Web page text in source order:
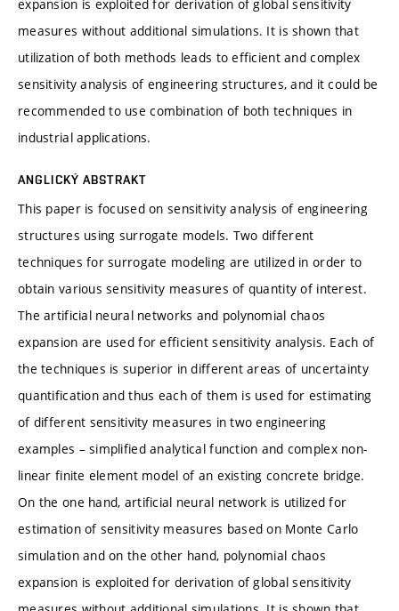
expansion is exploited for derivation of global sensitivity
measures without additional simulations. It is shown that
utilization of both methods leads to efficient and complex
sensitivity analysis of engineering structures, and it could be
recommended to use combination of both techniques in
industrial applications.
ANGLICKÝ ABSTRAKT
This paper is focused on sensitivity analysis of engineering
structures using surrogate models. Two different
techniques for surrogate modeling are utilized in order to
obtain various sensitivity measures of quantity of interest.
The artificial neural networks and polynomial chaos
expansion are used for efficient sensitivity analysis. Each of
the techniques is superior in different areas of uncertainty
quantification and thus each of them is used for estimating
of different sensitivity measures in two engineering
examples – simplified analytical function and complex non-
linear finite element model of an existing concrete bridge.
On the one hand, artificial neural network is utilized for
estimation of sensitivity measures based on Monte Carlo
simulation and on the other hand, polynomial chaos
expansion is exploited for derivation of global sensitivity